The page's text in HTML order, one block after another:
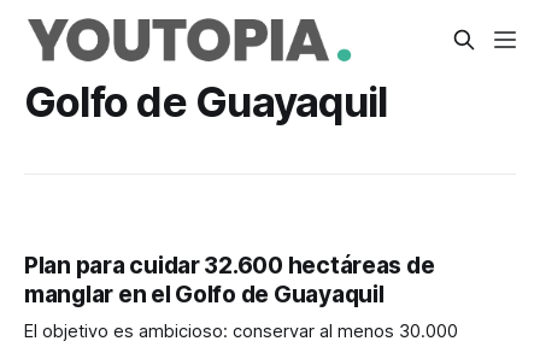
Golfo de Guayaquil
Plan para cuidar 32.600 hectáreas de
manglar en el Golfo de Guayaquil
El objetivo es ambicioso: conservar al menos 30.000